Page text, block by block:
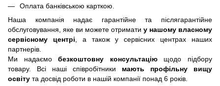
Оплата банківською карткою.
Наша компанія надає гарантійне та післягарантійне
обслуговування, яке ви можете отримати у нашому власному
сервісному центрі , а також у сервісних центрах наших
партнерів.
Ми надаємобезкоштовну консультаціющодо підбору
товару. Всі наші співробітники мають профільну вищу
освіту та досвід роботи в нашій компанії понад 6 років.